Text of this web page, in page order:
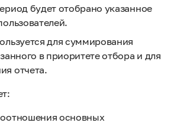
будет отобрано указанное
для суммирования
в приоритете отбора и для
отчета.
основных